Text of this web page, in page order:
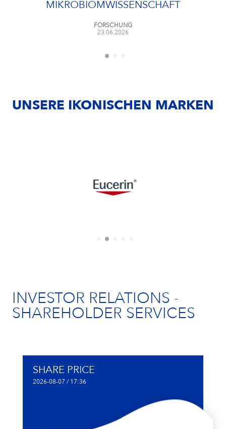
MIKROBIOMWISSENSCHAFT
FORSCHUNG
23.06.2026
UNSERE IKONISCHEN MARKEN
INVESTOR RELATIONS -
SHAREHOLDER SERVICES
SHARE PRICE
2026-08-07 / 17:36